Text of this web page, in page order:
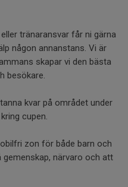
tränaransvar får ni gärna
någon annanstans. Vi är
skapar vi den bästa
besökare.
kvar på området under
cupen.
zon för både barn och
gemenskap, närvaro och att